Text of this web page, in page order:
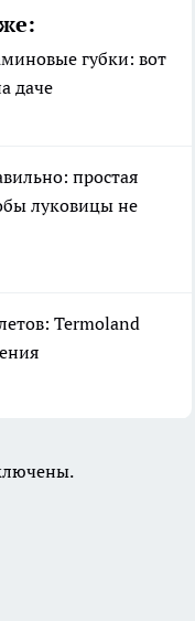
губки: вот
даче
простая
луковицы не
Termoland